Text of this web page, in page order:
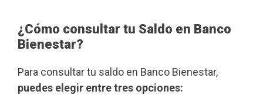
¿Cómo consultar tu Saldo en Banco
Bienestar?
Para consultar tu saldo en Banco Bienestar,
puedes elegir entre tres opciones: